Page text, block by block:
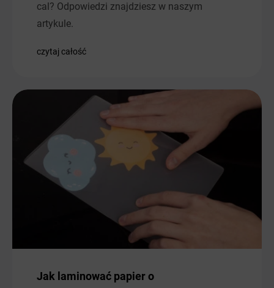
cal? Odpowiedzi znajdziesz w naszym
artykule.
czytaj całość
Jak laminować papier o